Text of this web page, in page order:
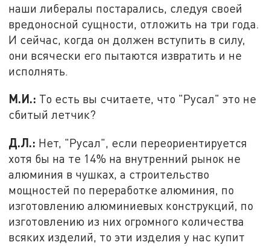
наши либералы постарались, следуя своей
вредоносной сущности, отложить на три года.
И сейчас, когда он должен вступить в силу,
они всячески его пытаются извратить и не
исполнять.
М.И.: То есть вы считаете, что "Русал" это не
сбитый летчик?
Д.Л.: Нет, "Русал", если переориентируется
хотя бы на те 14% на внутренний рынок не
алюминия в чушках, а строительство
мощностей по переработке алюминия, по
изготовлению алюминиевых конструкций, по
изготовлению из них огромного количества
всяких изделий, то эти изделия у нас купит